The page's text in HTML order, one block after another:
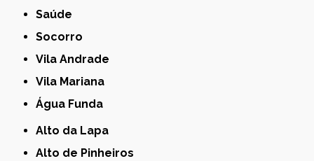
Saúde
Socorro
Vila Andrade
Vila Mariana
Água Funda
Alto da Lapa
Alto de Pinheiros